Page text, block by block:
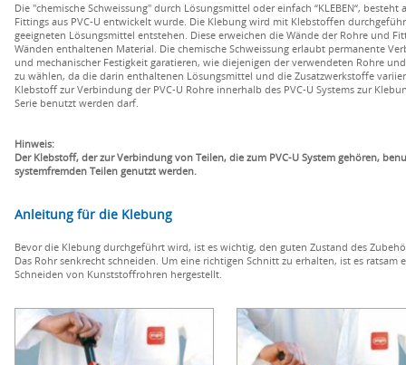
Die "chemische Schweissung" durch Lösungsmittel oder einfach “KLEBEN“,
Fittings aus PVC-U entwickelt wurde. Die Klebung wird mit Klebstoffen
geeigneten Lösungsmittel entstehen. Diese erweichen die Wände der Rohre und
Wänden enthaltenen Material. Die chemische Schweissung erlaubt permanente
und mechanischer Festigkeit garatieren, wie diejenigen der verwendeten Rohre
zu wählen, da die darin enthaltenen Lösungsmittel und die Zusatzwerkstoffe
Klebstoff zur Verbindung der PVC-U Rohre innerhalb des PVC-U Systems zur
Serie benutzt werden darf.
Hinweis:
Der Klebstoff, der zur Verbindung von Teilen, die zum PVC-U System gehören,
systemfremden Teilen genutzt werden.
Anleitung für die Klebung
Bevor die Klebung durchgeführt wird, ist es wichtig, den guten Zustand des
Das Rohr senkrecht schneiden. Um eine richtigen Schnitt zu erhalten, ist es
Schneiden von Kunststoffrohren hergestellt.